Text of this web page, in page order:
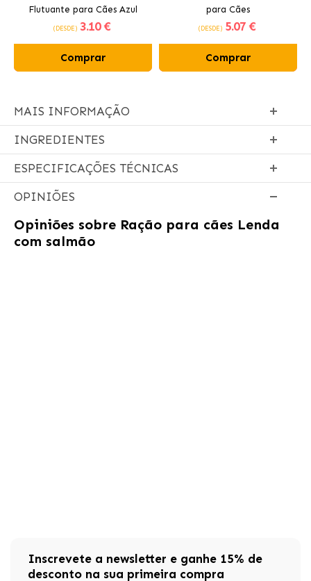
Flutuante para Cães Azul
(DESDE) 3.10 €
Comprar
para Cães
(DESDE) 5.07 €
Comprar
MAIS INFORMAÇÃO
INGREDIENTES
ESPECIFICAÇÕES TÉCNICAS
OPINIÕES
Opiniões sobre Ração para cães Lenda
com salmão
Inscrevete a newsletter e ganhe 15% de
desconto na sua primeira compra